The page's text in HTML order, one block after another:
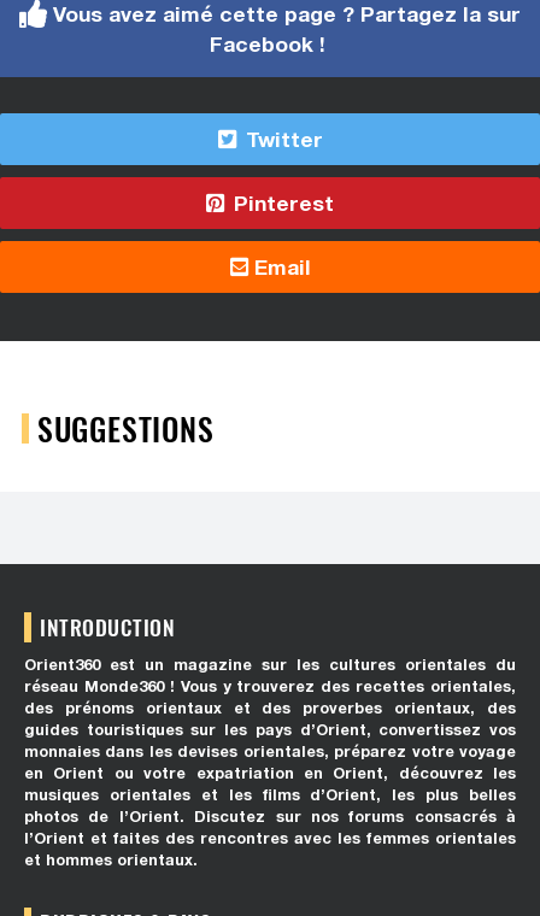
Vous avez aimé cette page ? Partagez la sur
Facebook !
Twitter
Pinterest
Email
SUGGESTIONS
INTRODUCTION
Orient360 est un magazine sur les cultures orientales du
réseau Monde360 ! Vous y trouverez des recettes orientales,
des prénoms orientaux et des proverbes orientaux, des
guides touristiques sur les pays d’Orient, convertissez vos
monnaies dans les devises orientales, préparez votre voyage
en Orient ou votre expatriation en Orient, découvrez les
musiques orientales et les films d’Orient, les plus belles
photos de l’Orient. Discutez sur nos forums consacrés à
l’Orient et faites des rencontres avec les femmes orientales
et hommes orientaux.